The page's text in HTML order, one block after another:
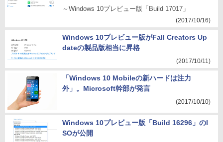
～Windows 10プレビュー版「Build 17017」
(2017/10/16)
Windows 10プレビュー版がFall Creators Up
dateの製品版相当に昇格
(2017/10/11)
「Windows 10 Mobileの新ハードは注力
外」。Microsoft幹部が発言
(2017/10/10)
Windows 10プレビュー版「Build 16296」のI
SOが公開